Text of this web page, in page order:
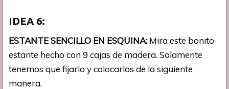
IDEA 6:
ESTANTE SENCILLO EN ESQUINA: Mira este bonito
estante hecho con 9 cajas de madera. Solamente
tenemos que fijarlo y colocarlos de la siguiente
manera.